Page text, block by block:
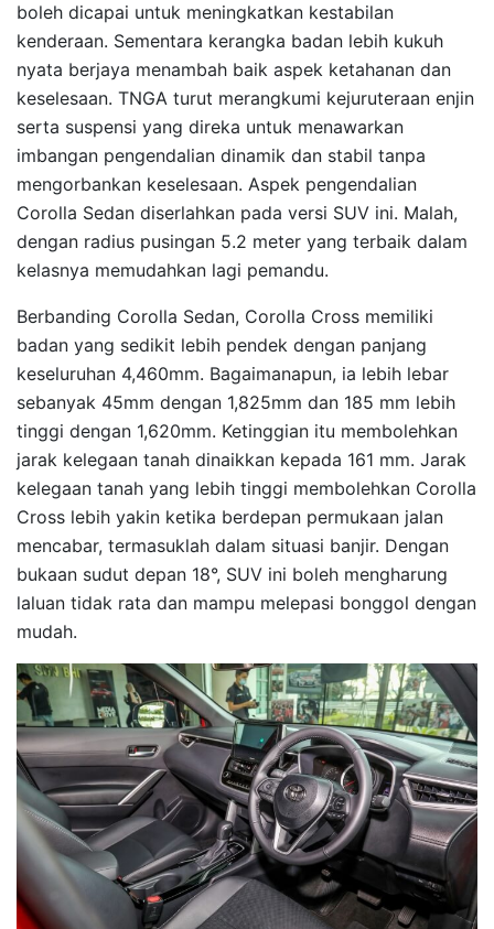
boleh dicapai untuk meningkatkan kestabilan
kenderaan. Sementara kerangka badan lebih kukuh
nyata berjaya menambah baik aspek ketahanan dan
keselesaan. TNGA turut merangkumi kejuruteraan enjin
serta suspensi yang direka untuk menawarkan
imbangan pengendalian dinamik dan stabil tanpa
mengorbankan keselesaan. Aspek pengendalian
Corolla Sedan diserlahkan pada versi SUV ini. Malah,
dengan radius pusingan 5.2 meter yang terbaik dalam
kelasnya memudahkan lagi pemandu.
Berbanding Corolla Sedan, Corolla Cross memiliki
badan yang sedikit lebih pendek dengan panjang
keseluruhan 4,460mm. Bagaimanapun, ia lebih lebar
sebanyak 45mm dengan 1,825mm dan 185 mm lebih
tinggi dengan 1,620mm. Ketinggian itu membolehkan
jarak kelegaan tanah dinaikkan kepada 161 mm. Jarak
kelegaan tanah yang lebih tinggi membolehkan Corolla
Cross lebih yakin ketika berdepan permukaan jalan
mencabar, termasuklah dalam situasi banjir. Dengan
bukaan sudut depan 18°, SUV ini boleh mengharung
laluan tidak rata dan mampu melepasi bonggol dengan
mudah.